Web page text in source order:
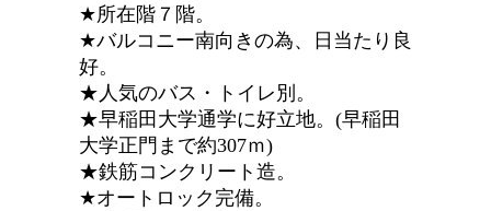
★所在階７階。
★バルコニー南向きの為、日当たり良
好。
★人気のバス・トイレ別。
★早稲田大学通学に好立地。(早稲田
大学正門まで約307ｍ)
★鉄筋コンクリート造。
★オートロック完備。